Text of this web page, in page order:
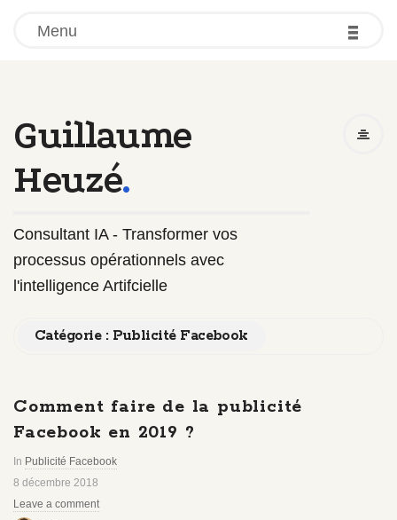
Menu -
-
-
Guillaume
Heuzé.
Consultant IA - Transformer vos
processus opérationnels avec
l'intelligence Artifcielle
Catégorie : Publicité Facebook
Comment faire de la publicité
Facebook en 2019 ?
In Publicité Facebook
8 décembre 2018
Leave a comment